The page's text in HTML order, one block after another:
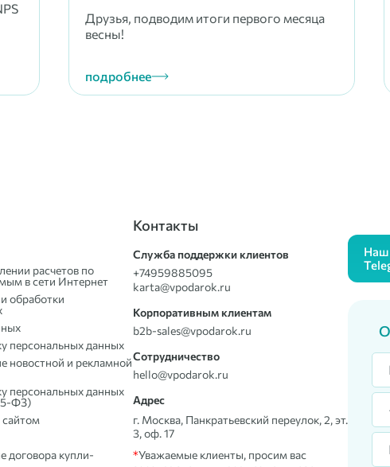
Друзья, подводим итоги первого месяца
весны!
подробнее
расчетов по
в сети Интернет
обработки
персональных данных
новостной и рекламной
персональных данных
ФЗ)
сайтом
договора купли-
Контакты
Служба поддержки клиентов
+74959885095
karta@vpodarok.ru
Корпоративным клиентам
b2b-sales@vpodarok.ru
Сотрудничество
hello@vpodarok.ru
Адрес
г. Москва, Панкратьевский переулок, 2, эт.
3, оф. 17
*Уважаемые клиенты, просим вас
Наш